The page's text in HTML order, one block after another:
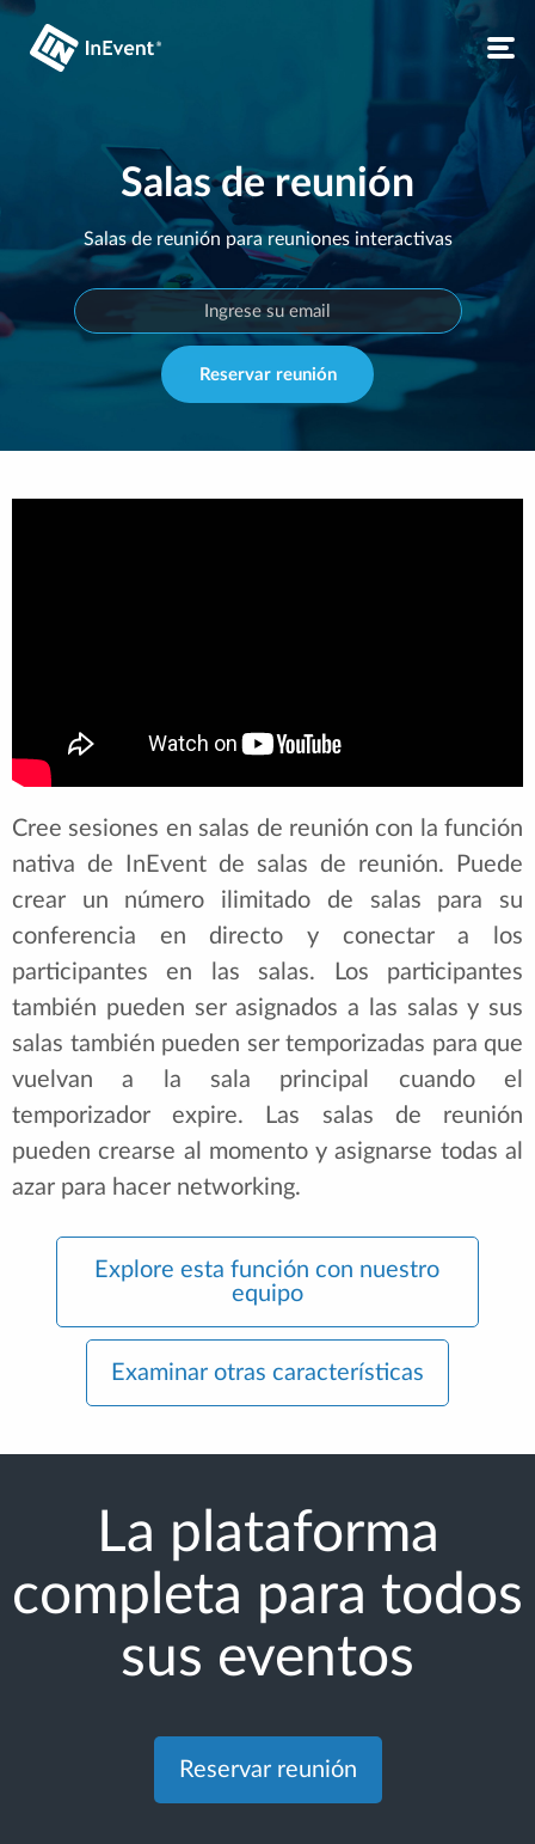
Salas de reunión
Salas de reunión para reuniones interactivas
Reservar reunión
Cree sesiones en salas de reunión con la función
nativa de InEvent de salas de reunión. Puede
crear un número ilimitado de salas para su
conferencia en directo y conectar a los
participantes en las salas. Los participantes
también pueden ser asignados a las salas y sus
salas también pueden ser temporizadas para que
vuelvan a la sala principal cuando el
temporizador expire. Las salas de reunión
pueden crearse al momento y asignarse todas al
azar para hacer networking.
Explore esta función con nuestro
equipo
Examinar otras características
La plataforma
completa para todos
sus eventos
Reservar reunión